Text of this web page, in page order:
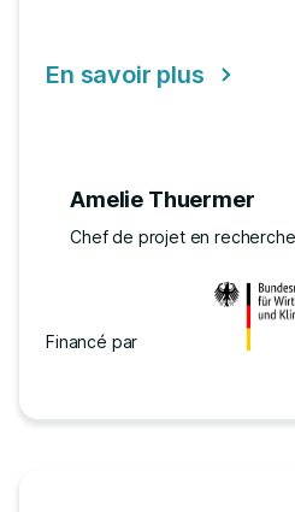
En savoir plus
Amelie Thuermer
Chef de projet en
Financé par